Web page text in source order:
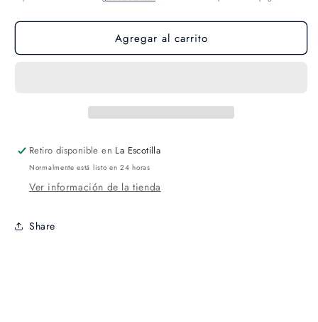
Agregar al carrito
Retiro disponible en La Escotilla
Normalmente está listo en 24 horas
Ver información de la tienda
Share